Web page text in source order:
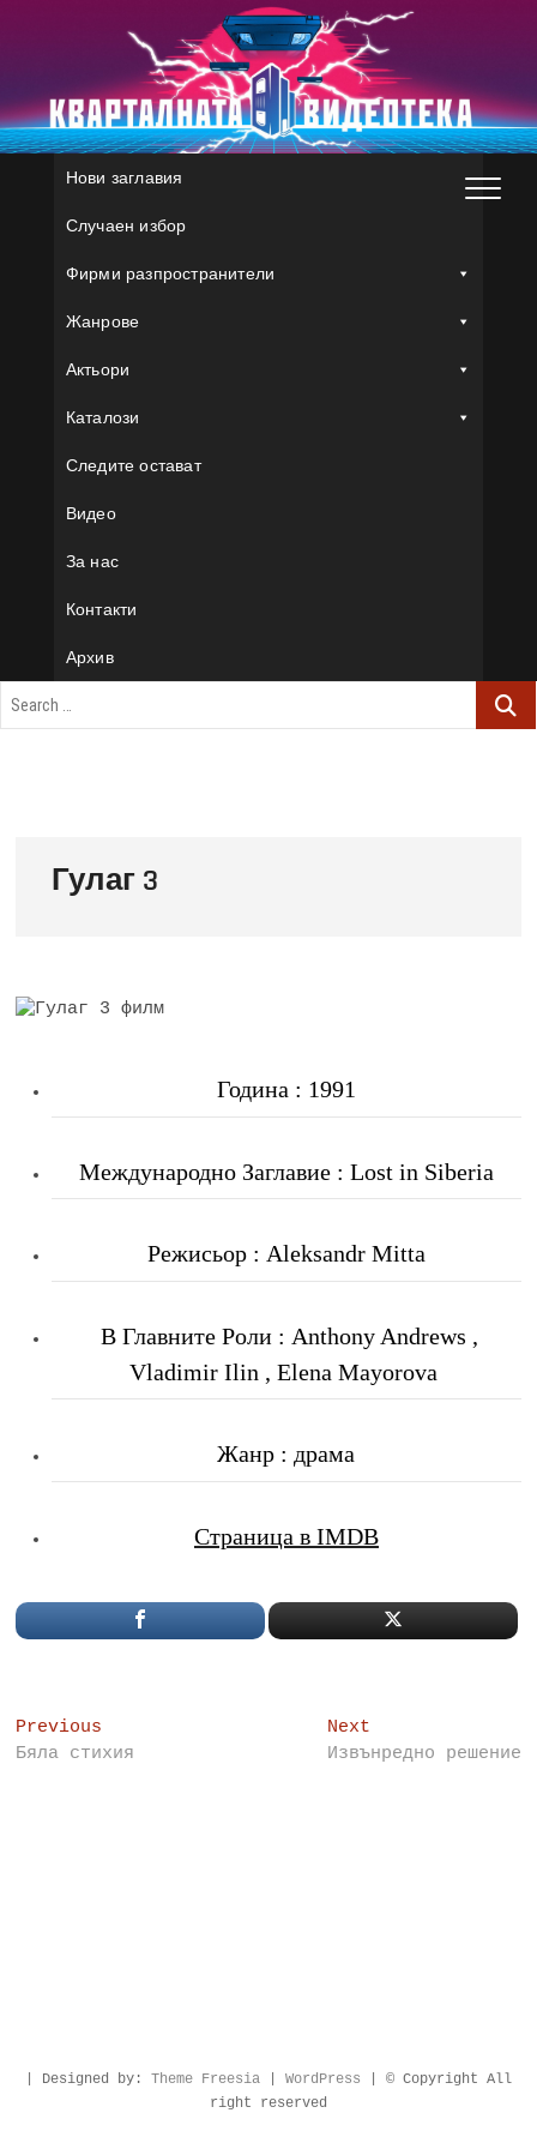
Нови заглавия
Случаен избор
Фирми разпространители
Жанрове
Актьори
Каталози
Следите остават
Видео
За нас
Контакти
Архив
Гулаг 3
Година : 1991
Международно Заглавие : Lost in Siberia
Режисьор : Aleksandr Mitta
В Главните Роли : Anthony Andrews ,
Vladimir Ilin , Elena Mayorova
Жанр : драма
Страница в IMDB
Post
navigation
Previous
post:
Бяла стихия
NextNext
post:
Извънредно решение
| Designed by: Theme Freesia| WordPress | © Copyright All
right reserved